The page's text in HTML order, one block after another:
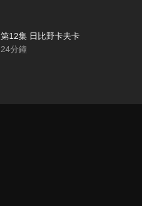
第12集 日比野卡夫卡
24分鐘